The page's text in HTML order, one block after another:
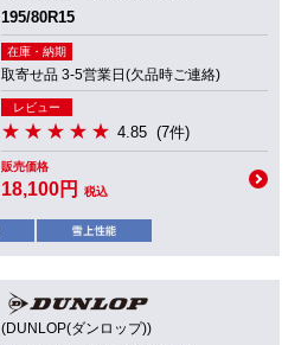
195/80R15
在庫・納期
取寄せ品 3-5営業日(欠品時ご連絡)
レビュー
4.85 (7件)
販売価格
18,100円 税込
(DUNLOP(ダンロップ))